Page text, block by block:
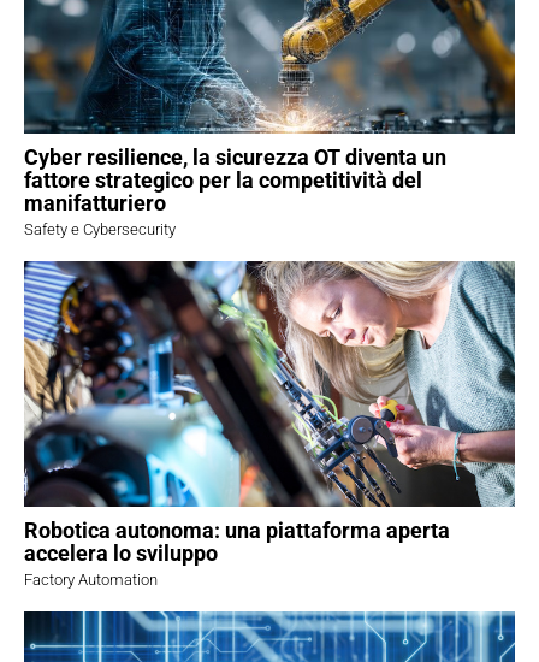
Cyber resilience, la sicurezza OT diventa un
fattore strategico per la competitività del
manifatturiero
Safety e Cybersecurity
Robotica autonoma: una piattaforma aperta
accelera lo sviluppo
Factory Automation